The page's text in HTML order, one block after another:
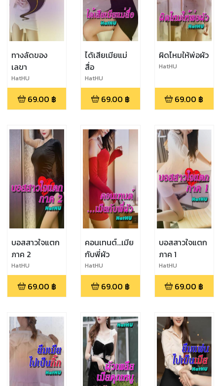
ทางลัดของ
เลขา
HatHU
69.00 ฿
ได้เสียเมียแม่
สื่อ
HatHU
69.00 ฿
ผิดไหมให้พ่อผัว
HatHU
69.00 ฿
บอสสาวใจแตก
ภาค 2
HatHU
69.00 ฿
คอนเทนต์...เมีย
กับพี่ผัว
HatHU
69.00 ฿
บอสสาวใจแตก
ภาค 1
HatHU
69.00 ฿